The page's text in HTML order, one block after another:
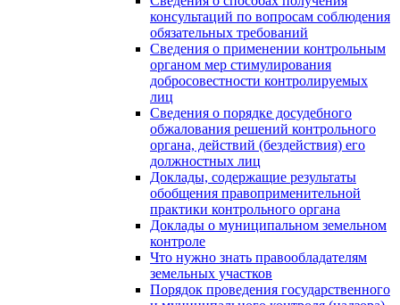
консультаций по вопросам соблюдения
обязательных требований
Сведения о применении контрольным
органом мер стимулирования
добросовестности контролируемых
лиц
Сведения о порядке досудебного
обжалования решений контрольного
органа, действий (бездействия) его
должностных лиц
Доклады, содержащие результаты
обобщения правоприменительной
практики контрольного органа
Доклады о муниципальном земельном
контроле
Что нужно знать правообладателям
земельных участков
Порядок проведения государственного